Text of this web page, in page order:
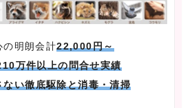
の明朗会計22,000円～
万件以上の問合せ実績
ない徹底駆除と消毒・清掃